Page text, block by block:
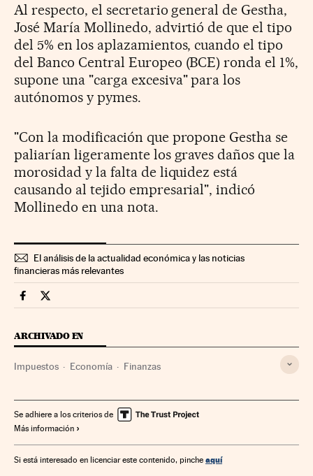
Al respecto, el secretario general de Gestha,
José María Mollinedo, advirtió de que el tipo
del 5% en los aplazamientos, cuando el tipo
del Banco Central Europeo (BCE) ronda el 1%,
supone una "carga excesiva" para los
autónomos y pymes.
"Con la modificación que propone Gestha se
paliarían ligeramente los graves daños que la
morosidad y la falta de liquidez está
causando al tejido empresarial", indicó
Mollinedo en una nota.
El análisis de la actualidad económica y las noticias
financieras más relevantes
Economia Cinco Días en Facebook
Economia Cinco Días en Twitter
ARCHIVADO EN
Impuestos Economía Finanzas
Se adhiere a los criterios de
Más información
Si está interesado en licenciar este contenido, pinche aquí